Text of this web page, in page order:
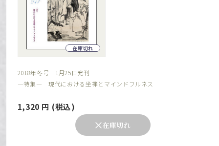
在庫切れ
2018年冬号 1月25日発刊
―特集― 現代における坐禅とマインドフルネス
1,320 円 (税込)
在庫切れ